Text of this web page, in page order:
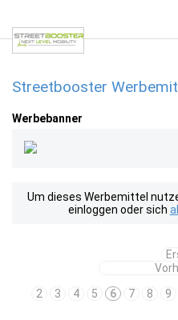
Streetbooster
Werbebanner
Um dieses Werbemittel
einloggen oder sich
2
3 4 5 6 7 8 9